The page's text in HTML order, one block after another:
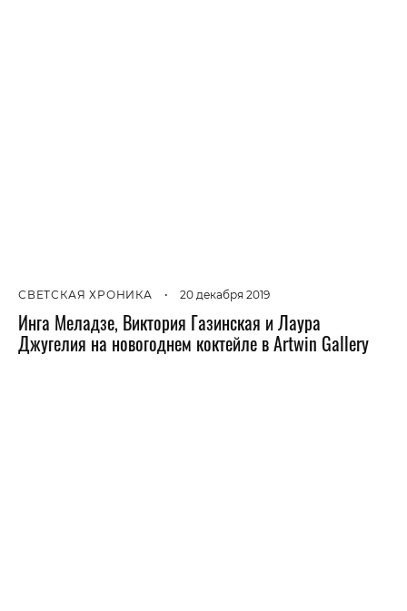
СВЕТСКАЯ ХРОНИКА • 20 декабря 2019
Инга Меладзе, Виктория Газинская и Лаура
Джугелия на новогоднем коктейле в Artwin Gallery